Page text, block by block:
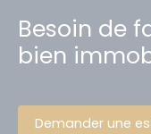
Besoin de
bien
Demander une